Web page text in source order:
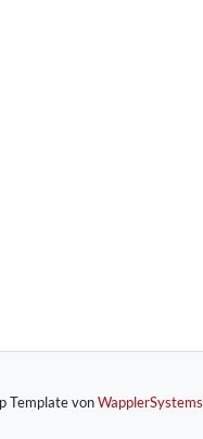
Template vonWapplerSystems